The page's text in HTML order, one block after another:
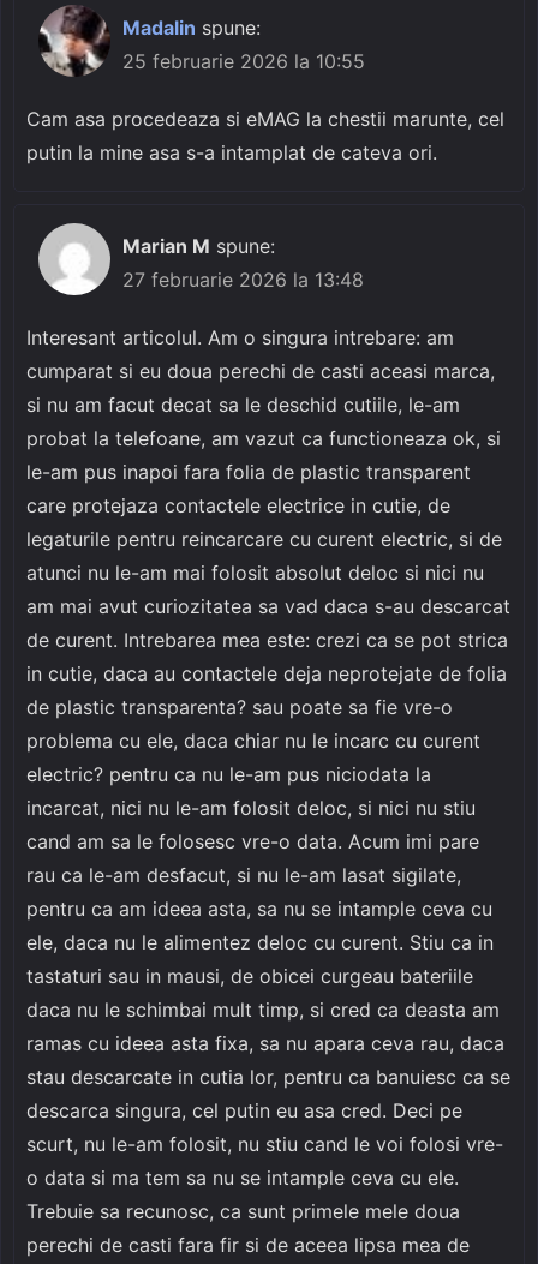
Madalin spune:
25 februarie 2026 la 10:55
Cam asa procedeaza si eMAG la chestii marunte, cel
putin la mine asa s-a intamplat de cateva ori.
Marian M spune:
27 februarie 2026 la 13:48
Interesant articolul. Am o singura intrebare: am
cumparat si eu doua perechi de casti aceasi marca,
si nu am facut decat sa le deschid cutiile, le-am
probat la telefoane, am vazut ca functioneaza ok, si
le-am pus inapoi fara folia de plastic transparent
care protejaza contactele electrice in cutie, de
legaturile pentru reincarcare cu curent electric, si de
atunci nu le-am mai folosit absolut deloc si nici nu
am mai avut curiozitatea sa vad daca s-au descarcat
de curent. Intrebarea mea este: crezi ca se pot strica
in cutie, daca au contactele deja neprotejate de folia
de plastic transparenta? sau poate sa fie vre-o
problema cu ele, daca chiar nu le incarc cu curent
electric? pentru ca nu le-am pus niciodata la
incarcat, nici nu le-am folosit deloc, si nici nu stiu
cand am sa le folosesc vre-o data. Acum imi pare
rau ca le-am desfacut, si nu le-am lasat sigilate,
pentru ca am ideea asta, sa nu se intample ceva cu
ele, daca nu le alimentez deloc cu curent. Stiu ca in
tastaturi sau in mausi, de obicei curgeau bateriile
daca nu le schimbai mult timp, si cred ca deasta am
ramas cu ideea asta fixa, sa nu apara ceva rau, daca
stau descarcate in cutia lor, pentru ca banuiesc ca se
descarca singura, cel putin eu asa cred. Deci pe
scurt, nu le-am folosit, nu stiu cand le voi folosi vre-
o data si ma tem sa nu se intample ceva cu ele.
Trebuie sa recunosc, ca sunt primele mele doua
perechi de casti fara fir si de aceea lipsa mea de